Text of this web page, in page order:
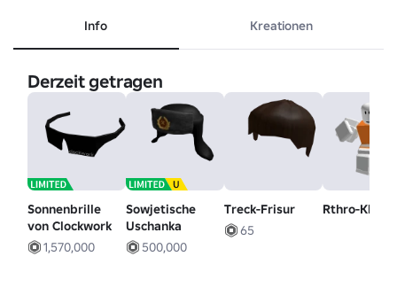
Info Kreationen
Derzeit getragen
Sonnenbrille
von Clockwork
1,570,000
Sowjetische
Uschanka
500,000
Treck-Frisur
65
Rthro-